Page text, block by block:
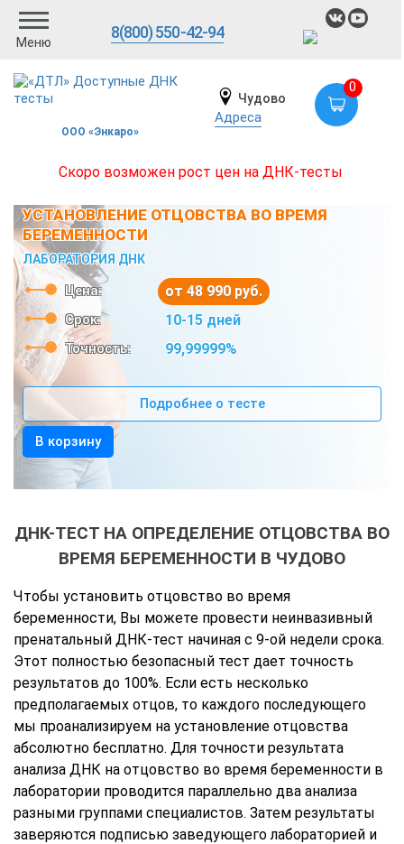
Меню
8(800) 550-42-94
ООО «Энкаро»
Чудово
Адреса
0
Скоро возможен рост цен на ДНК-тесты
УСТАНОВЛЕНИЕ ОТЦОВСТВА ВО ВРЕМЯ
БЕРЕМЕННОСТИ
ЛАБОРАТОРИЯ ДНК
Цена: от 48 990 руб.
Срок: 10-15 дней
Точность: 99,99999%
Подробнее о тесте
В корзину
ДНК-ТЕСТ НА ОПРЕДЕЛЕНИЕ ОТЦОВСТВА ВО
ВРЕМЯ БЕРЕМЕННОСТИ В ЧУДОВО
Чтобы установить отцовство во время
беременности, Вы можете провести неинвазивный
пренатальный ДНК-тест начиная с 9-ой недели срока.
Этот полностью безопасный тест дает точность
результатов до 100%. Если есть несколько
предполагаемых отцов, то каждого последующего
мы проанализируем на установление отцовства
абсолютно бесплатно. Для точности результата
анализа ДНК на отцовство во время беременности в
лаборатории проводится параллельно два анализа
разными группами специалистов. Затем результаты
заверяются подписью заведующего лабораторией и